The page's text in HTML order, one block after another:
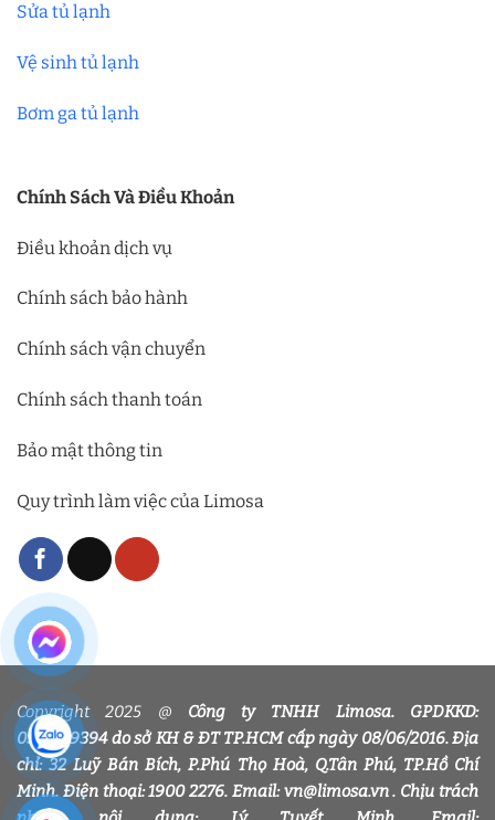
Sửa tủ lạnh
Vệ sinh tủ lạnh
Bơm ga tủ lạnh
Chính Sách Và Điều Khoản
Điều khoản dịch vụ
Chính sách bảo hành
Chính sách vận chuyển
Chính sách thanh toán
Bảo mật thông tin
Quy trình làm việc của Limosa
Copyright 2025 @ Công ty TNHH Limosa. GPDKKD:
0318339394 do sở KH & ĐT TP.HCM cấp ngày 08/06/2016. Địa
chỉ: 32 Luỹ Bán Bích, P.Phú Thọ Hoà, Q.Tân Phú, TP.Hồ Chí
Minh. Điện thoại: 1900 2276. Email: vn@limosa.vn . Chịu trách